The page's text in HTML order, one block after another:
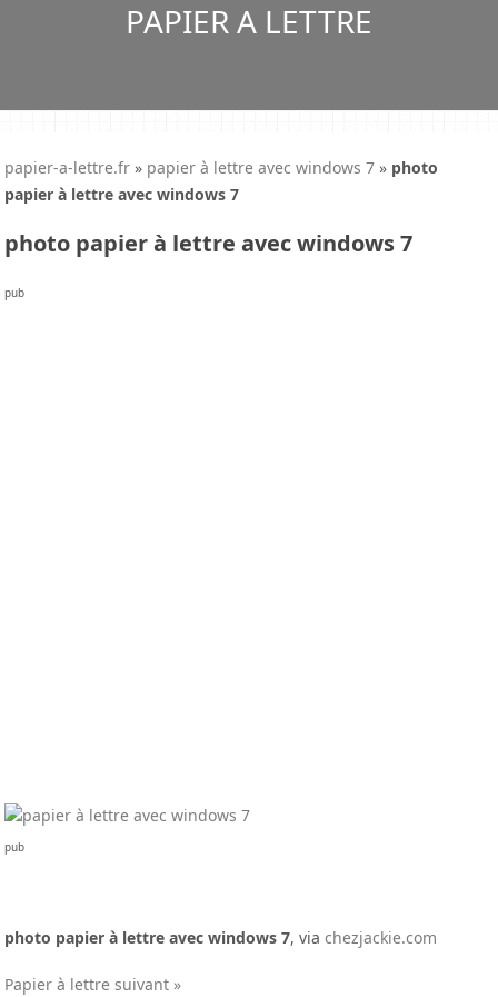
PAPIER A LETTRE
papier-a-lettre.fr » papier à lettre avec windows 7 » photo
papier à lettre avec windows 7
photo papier à lettre avec windows 7
pub
pub
photo papier à lettre avec windows 7, viachezjackie.com
Papier à lettre suivant »